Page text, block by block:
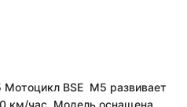
BSE М5 развивает
км/час. Модель оснащена